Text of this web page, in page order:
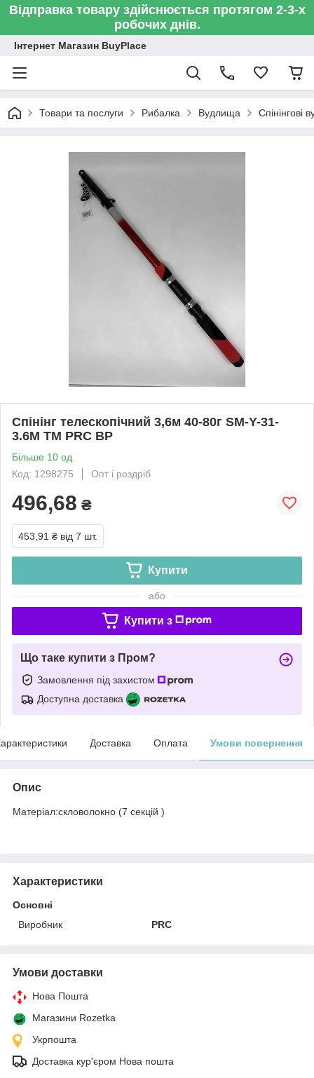
Відправка товару здійснюється протягом 2-3-х
робочих днів.
Інтернет Магазин BuyPlace
Товари та послуги Рибалка Вудлища Спінінгові
Спінінг телескопічний 3,6м 40-80г SM-Y-31-
3.6M ТМ PRC BP
Більше 10 од.
Код: 1298275
Опт і роздріб
496,68 ₴
453,91 ₴ від 7 шт.
Купити
або
Купити з
Що таке купити з Пром?
Замовлення під захистом
Доступна доставка
Доставка Оплата Умови повернення
Опис
Матеріал:скловолокно (7 секцій )
Характеристики
Основні
Виробник
PRC
Умови доставки
Нова Пошта
Магазини Rozetka
Укрпошта
Доставка кур'єром Нова пошта